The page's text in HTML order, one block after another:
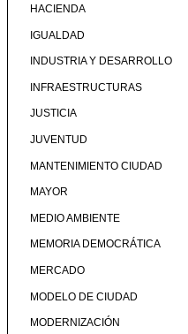
HACIENDA
IGUALDAD
INDUSTRIA Y DESARROLLO
INFRAESTRUCTURAS
JUSTICIA
JUVENTUD
MANTENIMIENTO CIUDAD
MAYOR
MEDIO AMBIENTE
MEMORIA DEMOCRÁTICA
MERCADO
MODELO DE CIUDAD
MODERNIZACIÓN